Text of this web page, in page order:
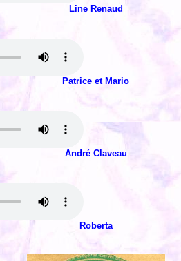
Line Renaud
Patrice et Mario
André Claveau
Roberta